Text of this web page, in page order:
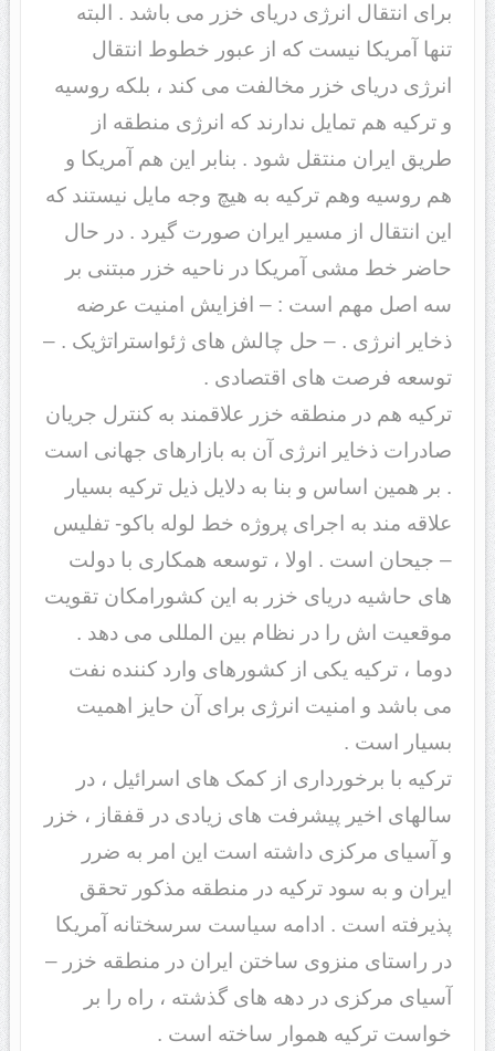
برای انتقال انرژی دریای خزر می باشد . البته
تنها آمریکا نیست که از عبور خطوط انتقال
انرژی دریای خزر مخالفت می کند ، بلکه روسیه
و ترکیه هم تمایل ندارند که انرژی منطقه از
طریق ایران منتقل شود . بنابر این هم آمریکا و
هم روسیه وهم ترکیه به هیچ وجه مایل نیستند که
این انتقال از مسیر ایران صورت گیرد . در حال
حاضر خط مشی آمریکا در ناحیه خزر مبتنی بر
سه اصل مهم است : – افزایش امنیت عرضه
ذخایر انرژی . – حل چالش های ژئواستراتژیک . –
توسعه فرصت های اقتصادی .
ترکیه هم در منطقه خزر علاقمند به کنترل جریان
صادرات ذخایر انرژی آن به بازارهای جهانی است
. بر همین اساس و بنا به دلایل ذیل ترکیه بسیار
علاقه مند به اجرای پروژه خط لوله باکو- تفلیس
– جیحان است . اولا ، توسعه همکاری با دولت
های حاشیه دریای خزر به این کشورامکان تقویت
موقعیت اش را در نظام بین المللی می دهد .
دوما ، ترکیه یکی از کشورهای وارد کننده نفت
می باشد و امنیت انرژی برای آن حایز اهمیت
بسیار است .
ترکیه با برخورداری از کمک های اسرائیل ، در
سالهای اخیر پیشرفت های زیادی در قفقاز ، خزر
و آسیای مرکزی داشته است این امر به ضرر
ایران و به سود ترکیه در منطقه مذکور تحقق
پذیرفته است . ادامه سیاست سرسختانه آمریکا
در راستای منزوی ساختن ایران در منطقه خزر –
آسیای مرکزی در دهه های گذشته ، راه را بر
خواست ترکیه هموار ساخته است .